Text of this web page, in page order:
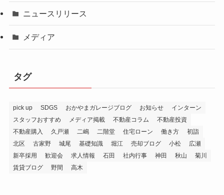
ニュースリリース
メディア
タグ
pick up SDGS おかやまガレージブログ お知らせ
インターン
スタッフおすすめ
メディア掲載 不動産コラム
不動産投資
不動産購入
久戸瀬 二嶋 二階堂 住宅ローン 働き方
初詣
北区
古家野 城尾 基礎知識 堀江 売却ブログ 小松
広瀬
新卒採用
歓迎会 求人情報 石田 社内行事 神田 秋山
菊川
賃貸ブログ
野間 高木